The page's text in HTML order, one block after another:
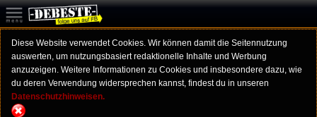
Diese Website verwendet Cookies. Wir können damit die Seitennutzung
auswerten, um nutzungsbasiert redaktionelle Inhalte und Werbung
anzuzeigen. Weitere Informationen zu Cookies und insbesondere dazu, wie
du deren Verwendung widersprechen kannst, findest du in unseren
Datenschutzhinweisen.